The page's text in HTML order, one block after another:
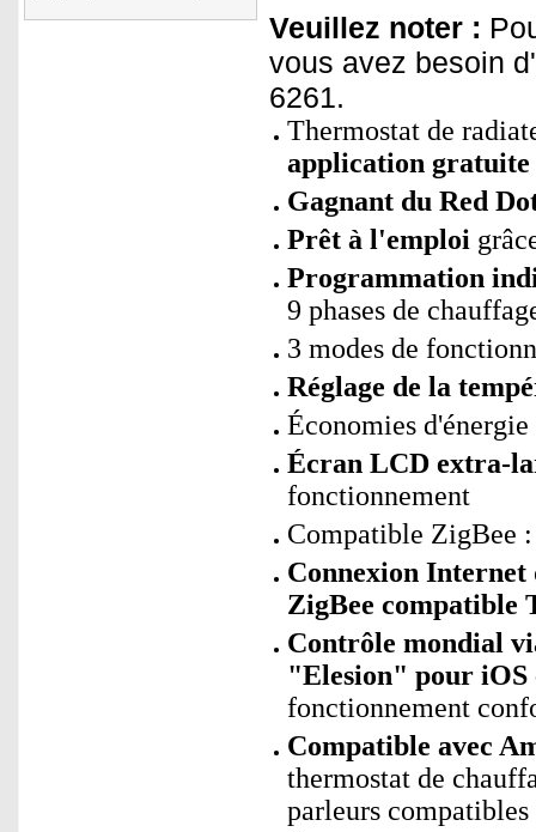
Veuillez noter :
vous avez besoin
6261.
Thermostat de
application gratuite
Gagnant du Red
Prêt à l'emploi
Programmation
9 phases de
3 modes de
Réglage de la
Économies
Écran LCD extra-
fonctionnement
Compatible ZigBee
Connexion Internet
ZigBee compatible
Contrôle mondial
"Elesion" pour
fonctionnement
Compatible avec
thermostat de
parleurs compatibles